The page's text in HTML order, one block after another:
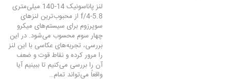
لنز پاناسونیک 14-140 میلی‌متری
f/4-5.8 از محبوب‌ترین لنزهای
سوپرزوم برای سیستم‌های میکرو
چهار سوم محسوب می‌شود. در این
بررسی، تجربه‌های عکاسی با این لنز
را مرور کرده و نقاط قوت و ضعف
آن را بررسی می‌کنیم تا ببینیم آیا
واقعاً می‌تواند تمام…